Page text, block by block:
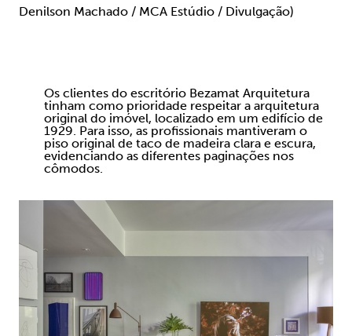
Denilson Machado / MCA Estúdio / Divulgação)
Os clientes do escritório Bezamat Arquitetura
tinham como prioridade respeitar a arquitetura
original do imóvel, localizado em um edifício de
1929. Para isso, as profissionais mantiveram o
piso original de taco de madeira clara e escura,
evidenciando as diferentes paginações nos
cômodos.